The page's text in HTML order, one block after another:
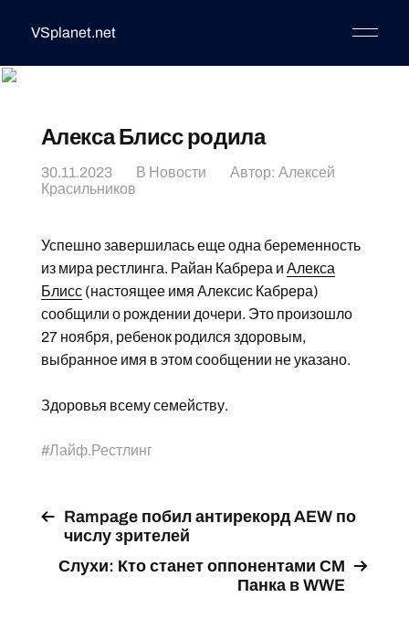
VSplanet.net
Алекса Блисс родила
30.11.2023 В Новости Автор: Алексей
Красильников
Успешно завершилась еще одна беременность
из мира рестлинга. Райан Кабрера и Алекса
Блисс(настоящее имя Алексис Кабрера)
сообщили о рождении дочери. Это произошло
27 ноября, ребенок родился здоровым,
выбранное имя в этом сообщении не указано.
Здоровья всему семейству.
#Лайф.Рестлинг
Rampage побил антирекорд AEW по
числу зрителей
Слухи: Кто станет оппонентами СМ
Панка в WWE